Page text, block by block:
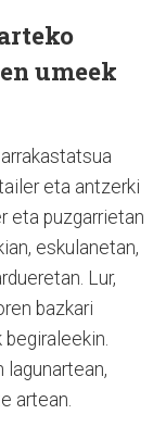
umeek
eta antzerki
eta puzgarrietan
eskulanetan,
Lur,
bazkari
lagunartean,
artean.